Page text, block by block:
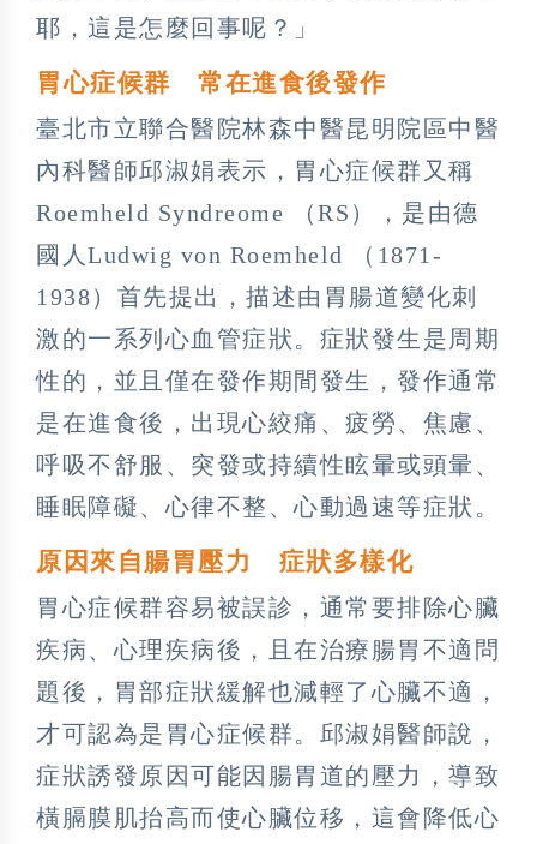
耶，這是怎麼回事呢？」
胃心症候群 常在進食後發作
臺北市立聯合醫院林森中醫昆明院區中醫
內科醫師邱淑娟表示，胃心症候群又稱
Roemheld Syndreome （RS），是由德
國人Ludwig von Roemheld （1871-
1938）首先提出，描述由胃腸道變化刺
激的一系列心血管症狀。症狀發生是周期
性的，並且僅在發作期間發生，發作通常
是在進食後，出現心絞痛、疲勞、焦慮、
呼吸不舒服、突發或持續性眩暈或頭暈、
睡眠障礙、心律不整、心動過速等症狀。
原因來自腸胃壓力 症狀多樣化
胃心症候群容易被誤診，通常要排除心臟
疾病、心理疾病後，且在治療腸胃不適問
題後，胃部症狀緩解也減輕了心臟不適，
才可認為是胃心症候群。邱淑娟醫師說，
症狀誘發原因可能因腸胃道的壓力，導致
橫膈膜肌抬高而使心臟位移，這會降低心